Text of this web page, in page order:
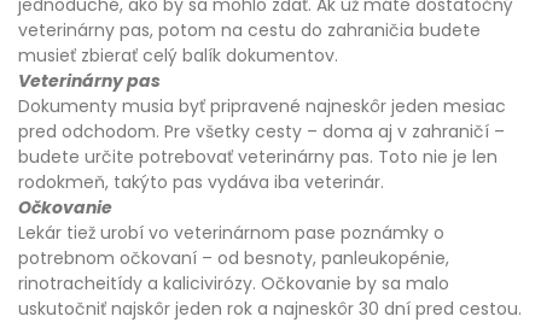
veterinárny pas, potom na cestu do zahraničia budete
musieť zbierať celý balík dokumentov.
Veterinárny pas
Dokumenty musia byť pripravené najneskôr jeden mesiac
pred odchodom. Pre všetky cesty – doma aj v zahraničí –
budete určite potrebovať veterinárny pas. Toto nie je len
rodokmeň, takýto pas vydáva iba veterinár.
Očkovanie
Lekár tiež urobí vo veterinárnom pase poznámky o
potrebnom očkovaní – od besnoty, panleukopénie,
rinotracheitídy a kalicivirózy. Očkovanie by sa malo
uskutočniť najskôr jeden rok a najneskôr 30 dní pred cestou.